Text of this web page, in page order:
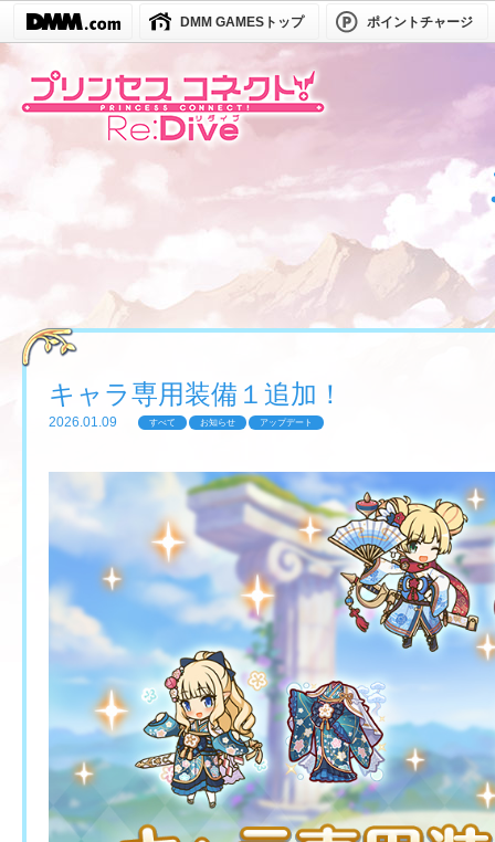
DMM GAMESトップ ポイントチャージ
キャラ専用装備１追加！
2026.01.09 すべて お知らせ アップデート